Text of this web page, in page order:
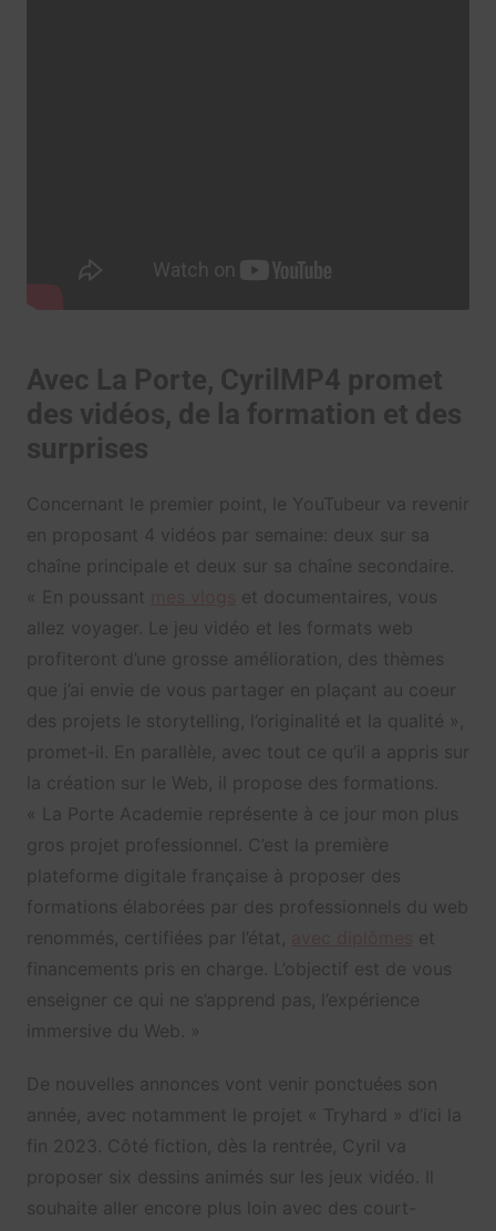
Avec La Porte, CyrilMP4 promet
des vidéos, de la formation et des
surprises
Concernant le premier point, le YouTubeur va revenir
en proposant 4 vidéos par semaine: deux sur sa
chaîne principale et deux sur sa chaîne secondaire.
« En poussant
et documentaires, vous
allez voyager. Le jeu vidéo et les formats web
profiteront d’une grosse amélioration, des thèmes
que j’ai envie de vous partager en plaçant au coeur
des projets le storytelling, l’originalité et la qualité »,
promet-il. En parallèle, avec tout ce qu’il a appris sur
la création sur le Web, il propose des formations.
« La Porte Academie représente à ce jour mon plus
gros projet professionnel. C’est la première
plateforme digitale française à proposer des
formations élaborées par des professionnels du web
renommés, certifiées par l’état,
et
financements pris en charge. L’objectif est de vous
enseigner ce qui ne s’apprend pas, l’expérience
immersive du Web. »
De nouvelles annonces vont venir ponctuées son
année, avec notamment le projet « Tryhard » d’ici la
fin 2023. Côté fiction, dès la rentrée, Cyril va
proposer six dessins animés sur les jeux vidéo. Il
souhaite aller encore plus loin avec des court-